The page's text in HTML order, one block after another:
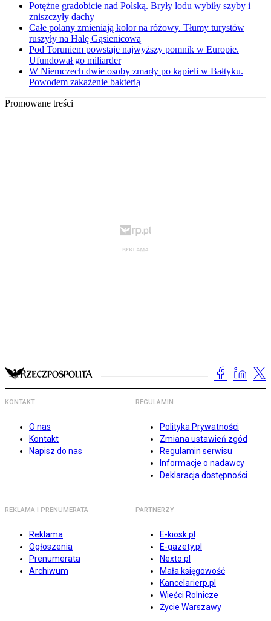
Potężne gradobicie nad Polską. Bryły lodu wybiły szyby i
zniszczyły dachy
Całe polany zmieniają kolor na różowy. Tłumy turystów
ruszyły na Halę Gąsienicową
Pod Toruniem powstaje najwyższy pomnik w Europie.
Ufundował go miliarder
W Niemczech dwie osoby zmarły po kąpieli w Bałtyku.
Powodem zakażenie bakterią
Promowane treści
KONTAKT
O nas
Kontakt
Napisz do nas
REGULAMIN
Polityka Prywatności
Zmiana ustawień zgód
Regulamin serwisu
Informacje o nadawcy
Deklaracja dostępności
REKLAMA I PRENUMERATA
Reklama
Ogłoszenia
Prenumerata
Archiwum
PARTNERZY
E-kiosk.pl
E-gazety.pl
Nexto.pl
Mała księgowość
Kancelarierp.pl
Wieści Rolnicze
Życie Warszawy